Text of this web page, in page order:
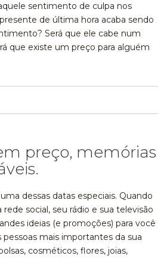
sentimento de culpa nos
de última hora acaba sendo
Será que ele cabe num
que existe um preço para alguém
preço, memórias
dessas datas especiais. Quando
social, seu rádio e sua televisão
ideias (e promoções) para você
mais importantes da sua
cosméticos, flores, joias,